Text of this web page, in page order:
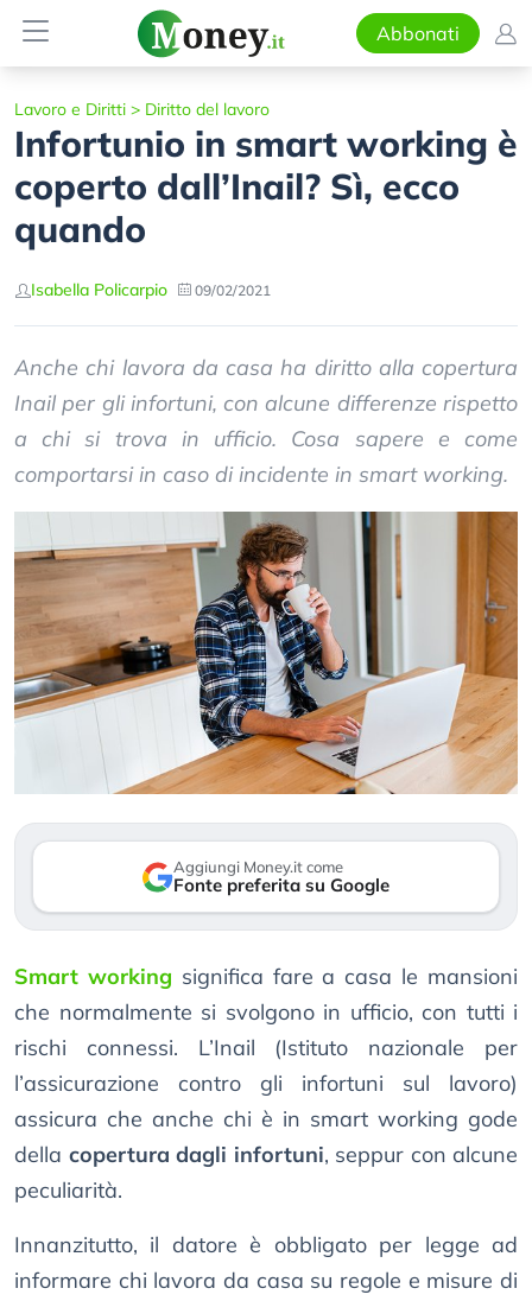
Abbonati
Lavoro e Diritti > Diritto del lavoro
Infortunio in smart working è
coperto dall’Inail? Sì, ecco
quando
Isabella Policarpio 09/02/2021
Anche chi lavora da casa ha diritto alla copertura
Inail per gli infortuni, con alcune differenze rispetto
a chi si trova in ufficio. Cosa sapere e come
comportarsi in caso di incidente in smart working.
Aggiungi Money.it come
Fonte preferita su Google
Smart working significa fare a casa le mansioni
che normalmente si svolgono in ufficio, con tutti i
rischi connessi. L’Inail (Istituto nazionale per
l’assicurazione contro gli infortuni sul lavoro)
assicura che anche chi è in smart working gode
della copertura dagli infortuni, seppur con alcune
peculiarità.
Innanzitutto, il datore è obbligato per legge ad
informare chi lavora da casa su regole e misure di